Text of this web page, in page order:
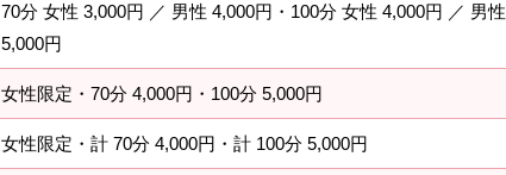
70分 女性 3,000円 ／ 男性 4,000円・100分 女性 4,000円 ／ 男性
5,000円
女性限定・70分 4,000円・100分 5,000円
女性限定・計 70分 4,000円・計 100分 5,000円